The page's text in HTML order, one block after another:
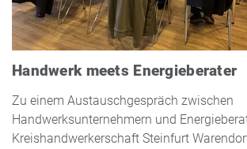
Handwerk meets Energieberater
Zu einem Austauschgespräch zwischen
Handwerksunternehmern und
Kreishandwerkerschaft Steinfurt